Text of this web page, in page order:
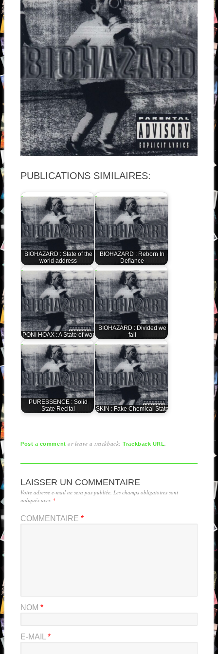
PUBLICATIONS SIMILAIRES:
BIOHAZARD : State of the
world address
BIOHAZARD : Reborn In
Defiance
PONI HOAX : A State of war
BIOHAZARD : Divided we
fall
PURESSENCE : Solid
State Recital
SKIN : Fake Chemical State
Post a comment or leave a trackback:Trackback URL.
LAISSER UN COMMENTAIRE
Votre adresse e-mail ne sera pas publiée. Les champs obligatoires sont
indiqués avec *
COMMENTAIRE *
NOM *
E-MAIL *